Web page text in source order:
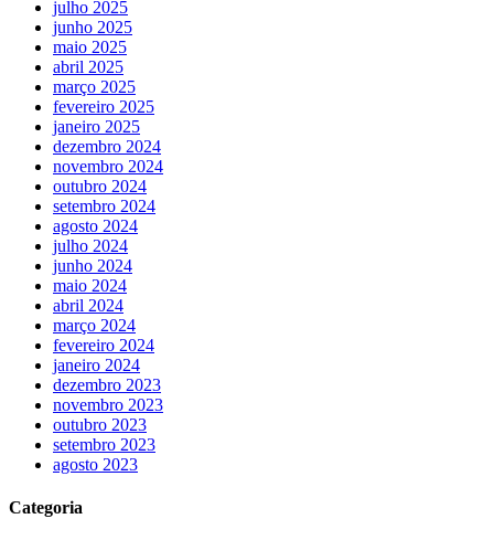
julho 2025
junho 2025
maio 2025
abril 2025
março 2025
fevereiro 2025
janeiro 2025
dezembro 2024
novembro 2024
outubro 2024
setembro 2024
agosto 2024
julho 2024
junho 2024
maio 2024
abril 2024
março 2024
fevereiro 2024
janeiro 2024
dezembro 2023
novembro 2023
outubro 2023
setembro 2023
agosto 2023
Categoria